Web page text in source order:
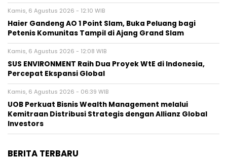
Kamis, 6 Agustus 2026 - 12:10 WIB
Haier Gandeng AO 1 Point Slam, Buka Peluang bagi
Petenis Komunitas Tampil di Ajang Grand Slam
Kamis, 6 Agustus 2026 - 12:08 WIB
SUS ENVIRONMENT Raih Dua Proyek WtE di Indonesia,
Percepat Ekspansi Global
Kamis, 6 Agustus 2026 - 06:39 WIB
UOB Perkuat Bisnis Wealth Management melalui
Kemitraan Distribusi Strategis dengan Allianz Global
Investors
BERITA TERBARU